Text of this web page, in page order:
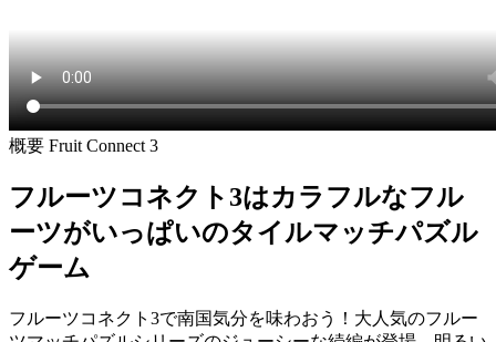
概要 Fruit Connect 3
フルーツコネクト3はカラフルなフル
ーツがいっぱいのタイルマッチパズル
ゲーム
フルーツコネクト3で南国気分を味わおう！大人気のフルー